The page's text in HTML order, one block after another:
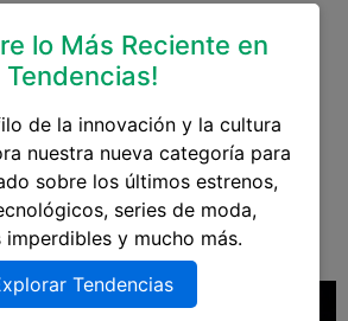
Barcelona: Un Nuevo
Español en LaLiga
entre Real Madrid y Barcelona en
ser más que un simple partido de fútbol.
de
lo Más Reciente en
Tendencias!
de la innovación y la cultura
nuestra nueva categoría para
sobre los últimos estrenos,
series de moda,
imperdibles y mucho más.
Tendencias